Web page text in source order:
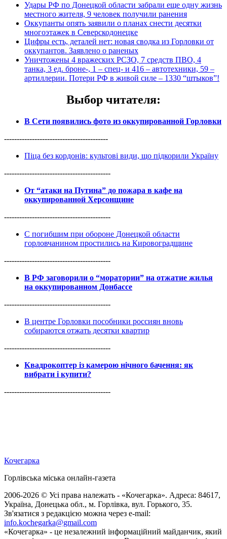
Удары РФ по Донецкой области забрали еще одну жизнь
местного жителя, 9 человек получили ранения
Оккупанты опять заявили о планах снести десятки
многоэтажек в Северскодонецке
Цифры есть, деталей нет: новая сводка из Горловки от
оккупантов. Заявлено о раненых
Уничтожены 4 вражеских РСЗО, 7 средств ПВО, 4
танка, 3 ед. броне-, 1 – спец- и 416 – автотехники, 59 –
артиллерии. Потери РФ в живой силе – 1330 “штыков”!
Выбор читателя:
В Сети появились фото из оккупированной Горловки
-----------------------------------------
Піца без кордонів: культові види, що підкорили Україну
------------------------------------------
От “атаки на Путина” до пожара в кафе на
оккупированной Херсонщине
------------------------------------------
С погибшим при обороне Донецкой области
горловчанином простились на Кировоградщине
------------------------------------------
В РФ заговорили о “моратории” на отжатие жилья
на оккупированном Донбассе
------------------------------------------
В центре Горловки пособники россиян вновь
собираются отжать десятки квартир
------------------------------------------
Квадрокоптер із камерою нічного бачення: як
вибрати і купити?
------------------------------------------
Кочегарка
Горлівська міська онлайн-газета
2006-2026 © Усі права належать - «Кочегарка». Адреса: 84617,
Україна, Донецька обл., м. Горлівка, вул. Горького, 35.
Зв'язатися з редакцією можна через e-mail:
info.kochegarka@gmail.com
«Кочегарка» - це незалежний інформаційний майданчик, який